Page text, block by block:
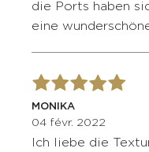
die Ports haben
eine
MONIKA
04 févr. 2022
Ich liebe die